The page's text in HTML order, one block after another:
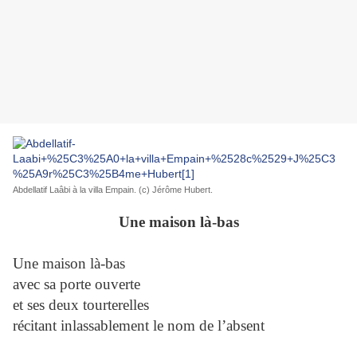
Abdellatif Laâbi à la villa Empain. (c) Jérôme Hubert.
Une maison là-bas
Une maison là-bas
avec sa porte ouverte
et ses deux tourterelles
récitant inlassablement le nom de l’absent